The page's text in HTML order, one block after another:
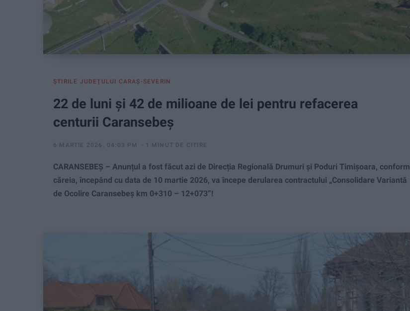
ŞTIRILE JUDEŢULUI CARAŞ-SEVERIN
22 de luni și 42 de milioane de lei pentru refacerea
centurii Caransebeș
6 MARTIE 2026, 04:03 PM 1 MINUT DE CITIRE
CARANSEBEȘ – Anunțul a fost făcut azi de Direcția Regională Drumuri și Poduri Timișoara, conform
căreia, începând cu data de 10 martie 2026, va începe derularea contractului „Consolidare Variantă
de Ocolire Caransebeș km 0+310 – 12+073”!